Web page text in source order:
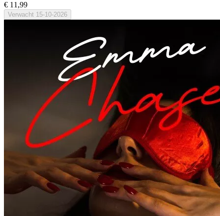
€ 11,99
Verwacht 15-10-2026